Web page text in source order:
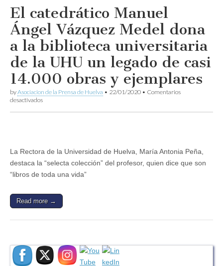
El catedrático Manuel
Ángel Vázquez Medel dona
a la biblioteca universitaria
de la UHU un legado de casi
14.000 obras y ejemplares
byAsociacion de la Prensa de Huelva • 22/01/2020 • Comentarios
desactivadosen
Medel
dona
a
la
biblioteca
de
la
un
14.000
obras
La Rectora de la Universidad de Huelva, María Antonia Peña,
destaca la “selecta colección” del profesor, quien dice que son
“libros de toda una vida”
Read more →